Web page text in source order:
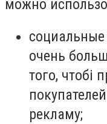
можно
очень
того, чтобі
рекламу;